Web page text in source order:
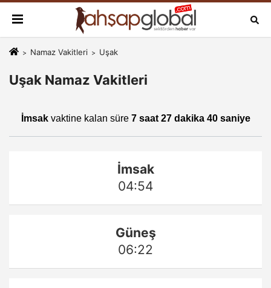
Namaz Vakitleri Uşak
Uşak Namaz Vakitleri
İmsakvaktine kalan süre 7 saat 27 dakika 40 saniye
İmsak
04:54
Güneş
06:22